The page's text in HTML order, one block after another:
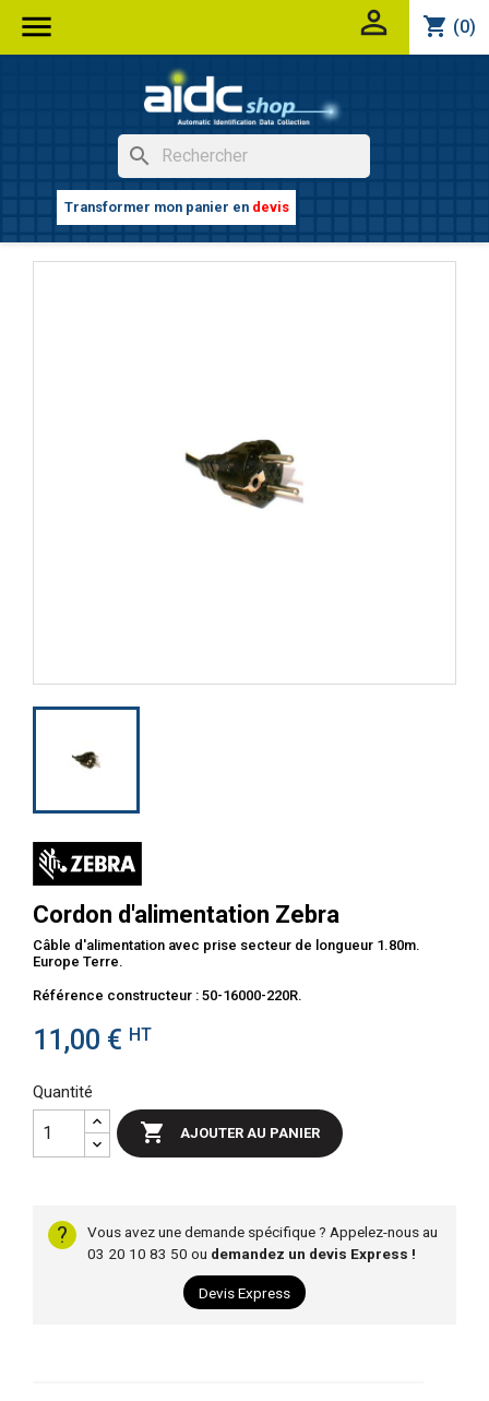
 shopping_cart (0)

search
Transformer mon panier en devis
Cordon d'alimentation Zebra
Câble d'alimentation avec prise secteur de longueur 1.80m.
Europe Terre.
Référence constructeur : 50-16000-220R.
11,00 € HT
Quantité
 AJOUTER AU PANIER
?
Vous avez une demande spécifique ? Appelez-nous au
03 20 10 83 50 ou demandez un devis Express !
Devis Express